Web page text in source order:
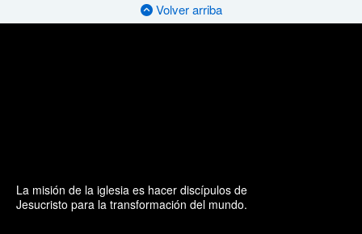
Volver arriba
La misión de la iglesia es hacer discípulos de
Jesucristo para la transformación del mundo.